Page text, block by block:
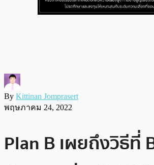
By Kittinan Jomprasert
พฤษภาคม 24, 2022
Plan B เผยถึงวิธีที่